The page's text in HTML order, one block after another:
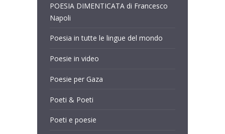
POESIA DIMENTICATA di Francesco
Napoli
Poesia in tutte le lingue del mondo
Poesie in video
Poesie per Gaza
Poeti & Poeti
Poeti e poesie